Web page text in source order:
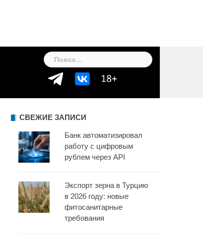
Найти:
СВЕЖИЕ ЗАПИСИ
Банк автоматизировал
работу с цифровым
рублем через API
Экспорт зерна в Турцию
в 2026 году: новые
фитосанитарные
требования